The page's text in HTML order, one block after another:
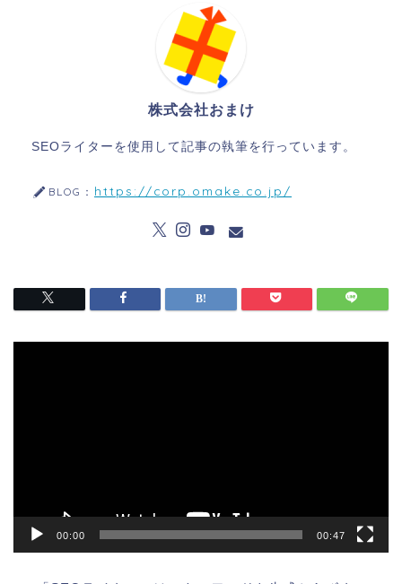
株式会社おまけ
SEOライターを使用して記事の執筆を行っています。
BLOG： https://corp.omake.co.jp/
00:00 00:47